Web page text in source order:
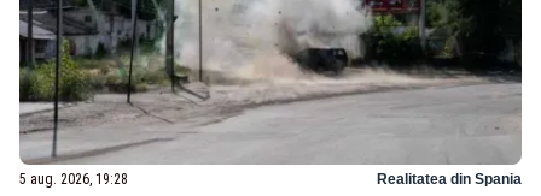
5 aug. 2026, 19:28 Realitatea din Spania